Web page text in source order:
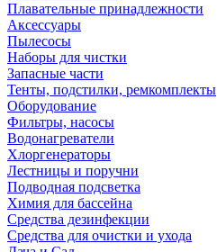
Плавательные принадлежности
Аксессуары
Пылесосы
Наборы для чистки
Запасные части
Тенты, подстилки, ремкомплекты
Оборудование
Фильтры, насосы
Водонагреватели
Хлоргенераторы
Лестницы и поручни
Подводная подсветка
Химия для бассейна
Средства дезинфекции
Средства для очистки и ухода